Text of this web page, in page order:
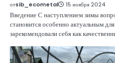
отsib_ecometal 15 ноября 2024
Введение С наступлением зимы
становится особенно актуальным
зарекомендовали себя как